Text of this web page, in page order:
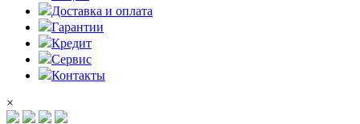
Доставка и оплата
Гарантии
Кредит
Сервис
Контакты
×